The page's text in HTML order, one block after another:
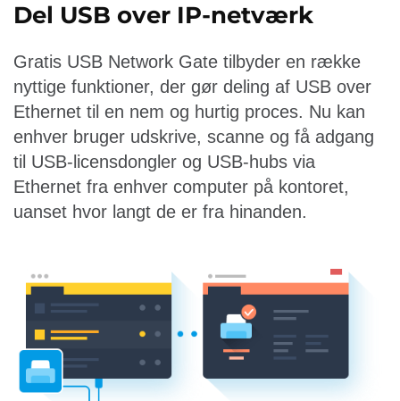
Del USB over IP-netværk
Gratis USB Network Gate tilbyder en række
nyttige funktioner, der gør deling af USB over
Ethernet til en nem og hurtig proces. Nu kan
enhver bruger udskrive, scanne og få adgang
til USB-licensdongler og USB-hubs via
Ethernet fra enhver computer på kontoret,
uanset hvor langt de er fra hinanden.